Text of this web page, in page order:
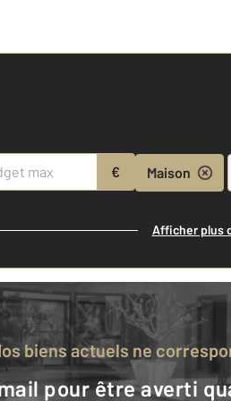
€ Maison
Afficher plus
Nos biens actuels ne